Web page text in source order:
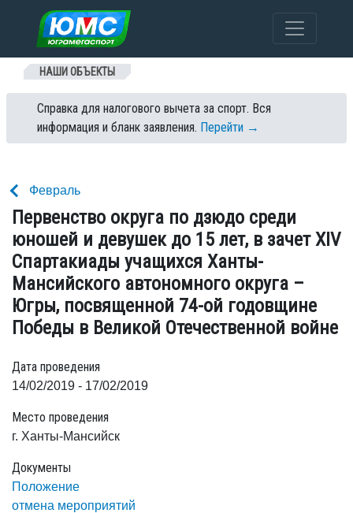
Перейти к содержанию
НАШИ ОБЪЕКТЫ
Справка для налогового вычета за спорт. Вся
информация и бланк заявления. Перейти →
Февраль
Первенство округа по дзюдо среди
юношей и девушек до 15 лет, в зачет XIV
Спартакиады учащихся Ханты-
Мансийского автономного округа –
Югры, посвященной 74-ой годовщине
Победы в Великой Отечественной войне
Дата проведения
14/02/2019 - 17/02/2019
Место проведения
г. Ханты-Мансийск
Документы
Положение
отмена мероприятий